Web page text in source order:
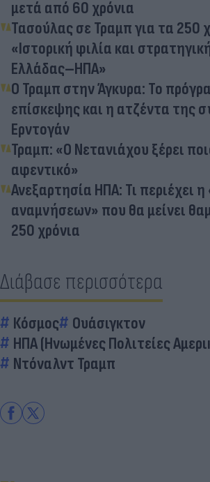
μετά από 60 χρόνια
Τασούλας σε Τραμπ για τα 250
«Ιστορική φιλία και
Ελλάδας–ΗΠΑ»
Ο Τραμπ στην Άγκυρα: To
επίσκεψης και η ατζέντα της
Ερντογάν
Τραμπ: «Ο Νετανιάχου ξέρει
αφεντικό»
Ανεξαρτησία ΗΠΑ: Τι περιέχει
αναμνήσεων» που θα μείνει
250 χρόνια
Διάβασε περισσότερα
Κόσμος
Ουάσιγκτον
ΗΠΑ (Ηνωμένες Πολιτείες
Ντόναλντ Τραμπ